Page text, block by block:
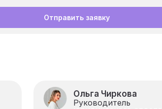
Отправить заявку
Ольга Чиркова
Руководитель